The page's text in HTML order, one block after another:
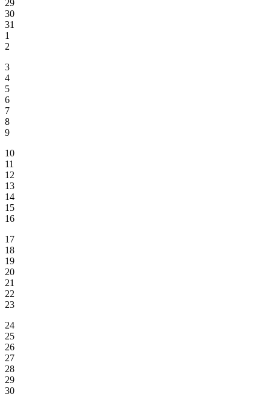
29
30
31
1
2
3
4
5
6
7
8
9
10
11
12
13
14
15
16
17
18
19
20
21
22
23
24
25
26
27
28
29
30